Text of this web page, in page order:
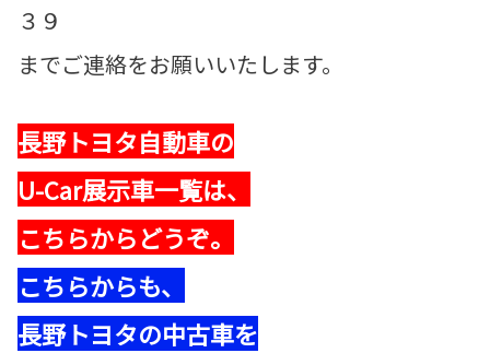
３９
までご連絡をお願いいたします。
長野トヨタ自動車の
U-Car展示車一覧は、
こちらからどうぞ。
こちらからも、
長野トヨタの中古車を